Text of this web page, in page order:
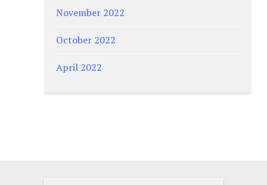
November 2022
October 2022
April 2022